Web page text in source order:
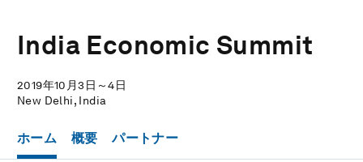
India Economic Summit
2019年10月3日～4日
New Delhi, India
ホーム 概要 パートナー